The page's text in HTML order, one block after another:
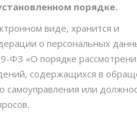
порядке.
виде, хранится и
о персональных
ФЗ «О порядке
содержащихся в
самоуправления или